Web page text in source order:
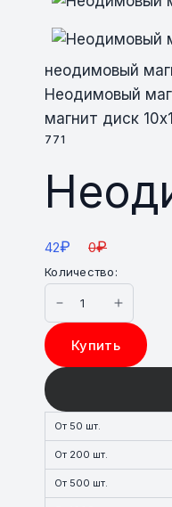
неодимовый
Неодимовый
магнит диск
771
42₽ 0₽
Количество:
Купить
От 50 шт.
От 200 шт.
От 500 шт.